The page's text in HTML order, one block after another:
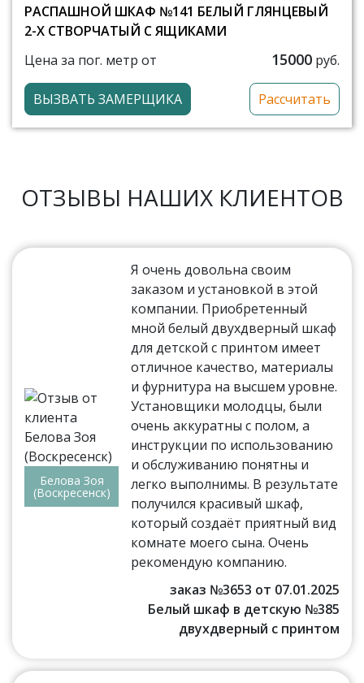
РАСПАШНОЙ ШКАФ №141 БЕЛЫЙ ГЛЯНЦЕВЫЙ
2-Х СТВОРЧАТЫЙ С ЯЩИКАМИ
Цена за пог. метр от
15000 руб.
ВЫЗВАТЬ ЗАМЕРЩИКА Рассчитать
ОТЗЫВЫ НАШИХ КЛИЕНТОВ
Белова Зоя
(Воскресенск)
Я очень довольна своим
заказом и установкой в этой
компании. Приобретенный
мной белый двухдверный шкаф
для детской с принтом имеет
отличное качество, материалы
и фурнитура на высшем уровне.
Установщики молодцы, были
очень аккуратны с полом, а
инструкции по использованию
и обслуживанию понятны и
легко выполнимы. В результате
получился красивый шкаф,
который создаёт приятный вид
комнате моего сына. Очень
рекомендую компанию.
заказ №3653 от 07.01.2025
Белый шкаф в детскую №385
двухдверный с принтом